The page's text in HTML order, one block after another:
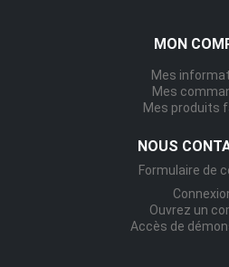
MON
Mes
Mes
Mes produits
NOUS
Formulaire de
Ouvrez un
Accès de